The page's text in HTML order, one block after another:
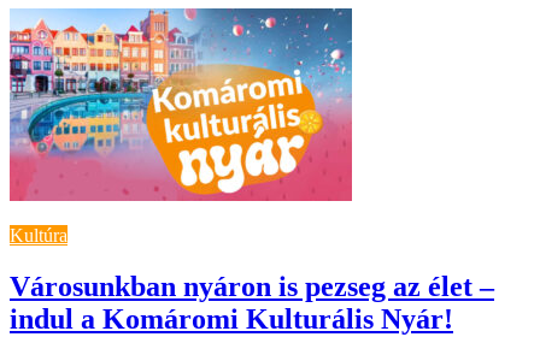
Kultúra
Városunkban nyáron is pezseg az élet –
indul a Komáromi Kulturális Nyár!